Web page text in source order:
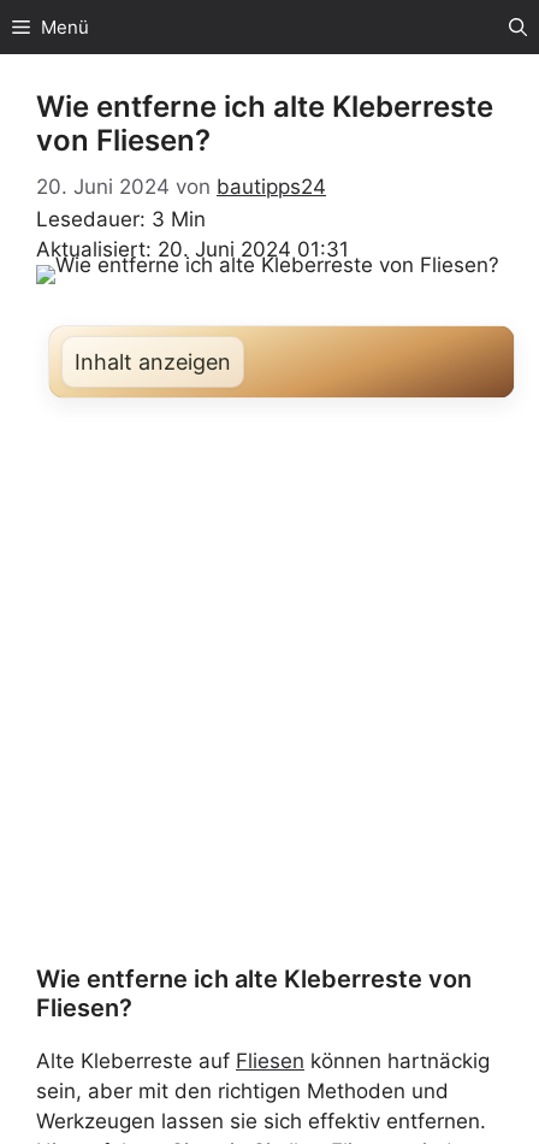
Menü
Wie entferne ich alte Kleberreste
von Fliesen?
20. Juni 2024 von bautipps24
Lesedauer: 3 Min
Aktualisiert: 20. Juni 2024 01:31
Inhalt anzeigen
Wie entferne ich alte Kleberreste von
Fliesen?
Alte Kleberreste auf Fliesen können hartnäckig
sein, aber mit den richtigen Methoden und
Werkzeugen lassen sie sich effektiv entfernen.